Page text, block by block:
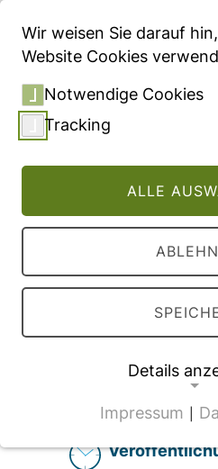
Menü
RAASi
estimated
to treat to
hospitalisation
maintaining
Konferenzabstract für
Vollversion
DOI:
Wir weisen Sie darauf
Website Cookies
Notwendige Cookies
Tracking
ALLE
Details
NOTWENDIGE
CMS Cookie
Impressum